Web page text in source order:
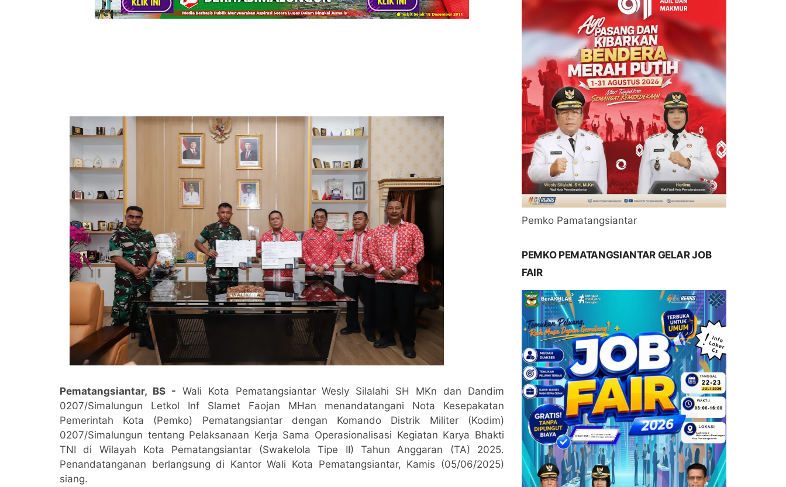
Pematangsiantar, BS - Wali Kota Pematangsiantar Wesly Silalahi SH MKn dan Dandim
0207/Simalungun Letkol Inf Slamet Faojan MHan menandatangani Nota Kesepakatan
Pemerintah Kota (Pemko) Pematangsiantar dengan Komando Distrik Militer (Kodim)
0207/Simalungun tentang Pelaksanaan Kerja Sama Operasionalisasi Kegiatan Karya Bhakti
TNI di Wilayah Kota Pematangsiantar (Swakelola Tipe II) Tahun Anggaran (TA) 2025.
Penandatanganan berlangsung di Kantor Wali Kota Pematangsiantar, Kamis (05/06/2025)
siang.
Pemko Pamatangsiantar
PEMKO PEMATANGSIANTAR GELAR JOB
FAIR